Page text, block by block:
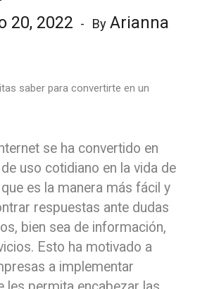
20, 2022 By Arianna
se ha convertido en
uso cotidiano en la vida de
es la manera más fácil y
respuestas ante dudas
bien sea de información,
Esto ha motivado a
a implementar